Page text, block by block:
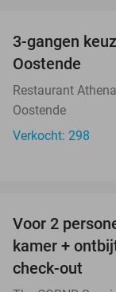
3-gangen
Oostende
Restaurant Athena
Oostende
Verkocht: 298
Voor 2
kamer +
check-out